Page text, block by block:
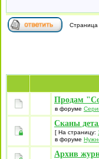
Страница
Продам
в форуме
Сканы
[ На страницу:
в форуме
Архив